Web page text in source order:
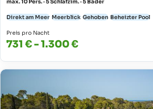
max. 10 Pers. · 5 Schlafzim. · 5 Bäder
Direkt am Meer Meerblick Gehoben Beheizter Pool
Preis pro Nacht
731 € - 1.300 €